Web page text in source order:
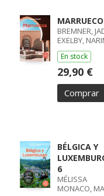
BREMNER,
EXELBY,
GILBERT,
RANGER,
STEVENS,
En stock
29,90 €
Comprar
BÉLGICA Y
6
MÉLISSA
MONACO,